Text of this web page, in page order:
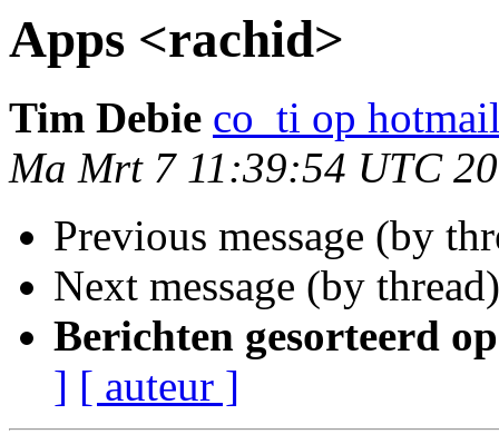
Apps <rachid>
Tim Debie co_ti op
Ma Mrt 7 11:39:54 UTC
Previous message (by
Next message (by
Berichten gesorteerd
] [ auteur ]